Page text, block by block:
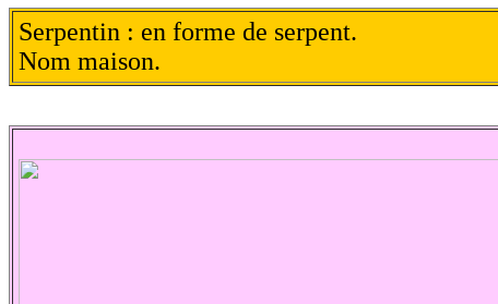
Serpentin : en forme de serpent.
Nom maison.